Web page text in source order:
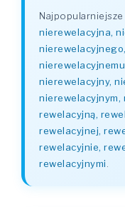
nierewelacyjna,
nierewelacyjny,
nierewelacyjnym,
rewelacyjną,
rewelacyjnej,
rewelacyjnie,
rewelacyjnymi.